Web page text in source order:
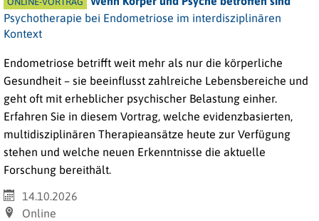
Psychotherapie bei Endometriose im interdisziplinären
Kontext
Endometriose betrifft weit mehr als nur die körperliche
Gesundheit – sie beeinflusst zahlreiche Lebensbereiche und
geht oft mit erheblicher psychischer Belastung einher.
Erfahren Sie in diesem Vortrag, welche evidenzbasierten,
multidisziplinären Therapieansätze heute zur Verfügung
stehen und welche neuen Erkenntnisse die aktuelle
Forschung bereithält.
14.10.2026
Online